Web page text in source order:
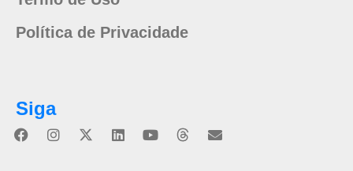
Política de Privacidade
Siga